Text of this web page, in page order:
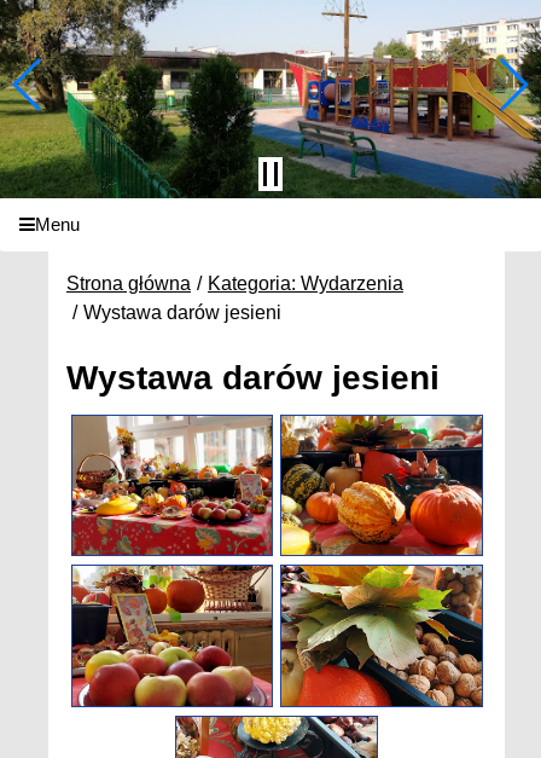
Menu
Strona główna
Kategoria: Wydarzenia
Wystawa darów jesieni
Wystawa darów jesieni